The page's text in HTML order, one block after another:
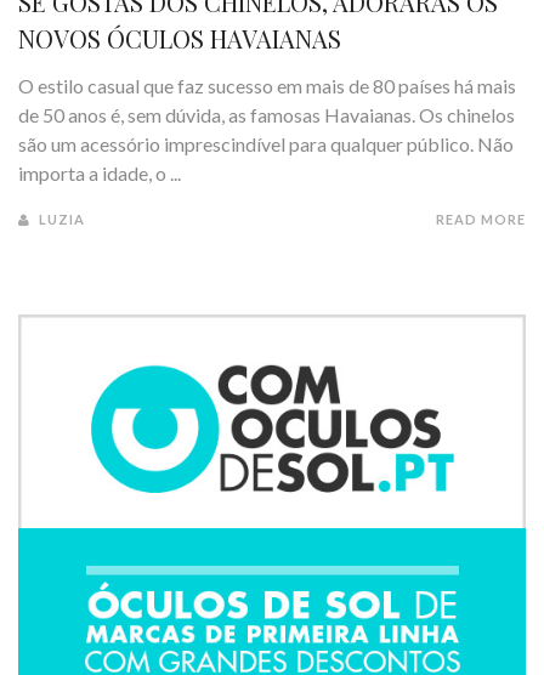
NOVOS ÓCULOS HAVAIANAS
O estilo casual que faz sucesso em mais de 80 países há mais
de 50 anos é, sem dúvida, as famosas Havaianas. Os chinelos
são um acessório imprescindível para qualquer público. Não
importa a idade, o ...
LUZIA READ MORE